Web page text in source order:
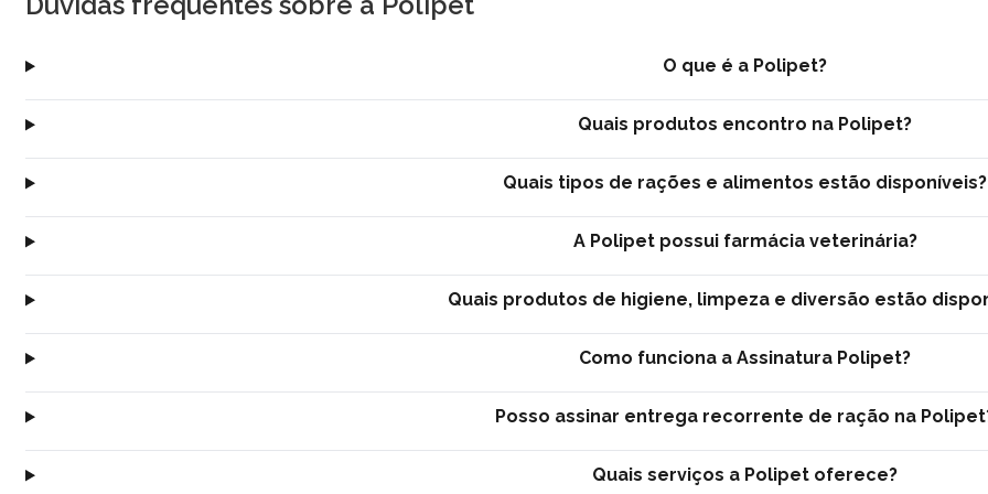
O que é a Polipet?
Quais produtos encontro na Polipet?
Quais tipos de rações e alimentos estão disponíveis?
A Polipet possui farmácia veterinária?
Quais produtos de higiene, limpeza e diversão estão
Como funciona a Assinatura Polipet?
Posso assinar entrega recorrente de ração na
Quais serviços a Polipet oferece?